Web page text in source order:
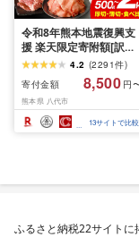
令和8年熊本地震復興支
援 楽天限定寄附額[訳あ
り]牛タン 500g〜2kg 肉
牛肉 訳あり 牛タン 冷凍
小分け 厚切り 薄切り 食
べ比べ 500g 1kg 1.5kg
2kg 牛 人気 ビーフ 牛た
ん ふるさと納税 ランキ
4.2 (2291件)
寄付金額
8,500 円
熊本県 八代市
13サイトで比較
ふるさと納税22サイトに